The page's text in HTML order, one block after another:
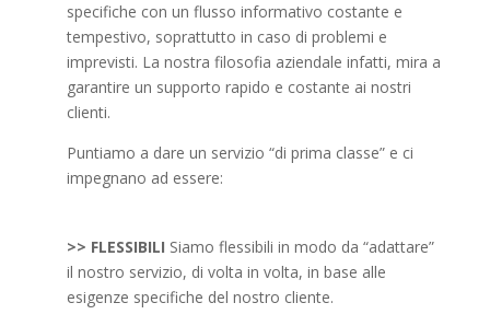
specifiche con un flusso informativo costante e
tempestivo, soprattutto in caso di problemi e
imprevisti. La nostra filosofia aziendale infatti, mira a
garantire un supporto rapido e costante ai nostri
clienti.
Puntiamo a dare un servizio “di prima classe” e ci
impegnano ad essere:
>> FLESSIBILI Siamo flessibili in modo da “adattare”
il nostro servizio, di volta in volta, in base alle
esigenze specifiche del nostro cliente.